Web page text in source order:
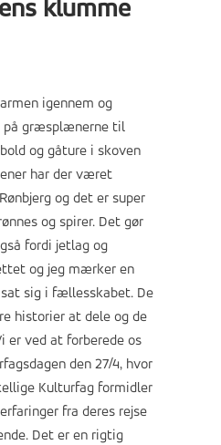
klumme
igennem og
på græsplænerne til
og gåture i skoven
har der været
og det er super
og spirer. Det gør
fordi jetlag og
og jeg mærker en
sat sig i fællesskabet. De
historier at dele og de
er ved at forberede os
den 27/4, hvor
Kulturfag formidler
fra deres rejse
Det er en rigtig